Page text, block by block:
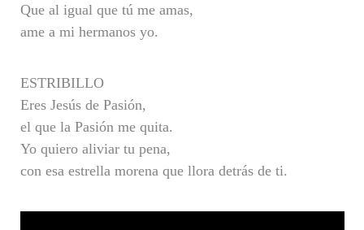
Que al igual que tú me amas,
ame a mi hermanos yo.
ESTRIBILLO
Eres Jesús de Pasión,
el que la Pasión me quita.
Yo quiero aliviar tu pena,
con esa estrella morena que llora detrás de ti.